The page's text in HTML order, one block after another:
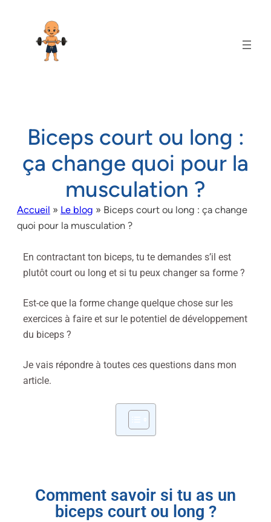
Biceps court ou long :
ça change quoi pour la
musculation ?
Accueil » Le blog » Biceps court ou long : ça change
quoi pour la musculation ?
En contractant ton biceps, tu te demandes s’il est
plutôt court ou long et si tu peux changer sa forme ?
Est-ce que la forme change quelque chose sur les
exercices à faire et sur le potentiel de développement
du biceps ?
Je vais répondre à toutes ces questions dans mon
article.
Comment savoir si tu as un
biceps court ou long ?